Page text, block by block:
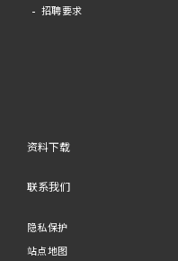
招聘要求
资料下载
联系我们
隐私保护
站点地图